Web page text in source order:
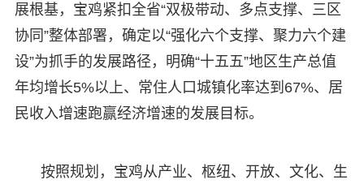
展根基，宝鸡紧扣全省“双极带动、多点支撑、三区
协同”整体部署，确定以“强化六个支撑、聚力六个建
设”为抓手的发展路径，明确“十五五”地区生产总值
年均增长5%以上、常住人口城镇化率达到67%、居
民收入增速跑赢经济增速的发展目标。
按照规划，宝鸡从产业、枢纽、开放、文化、生